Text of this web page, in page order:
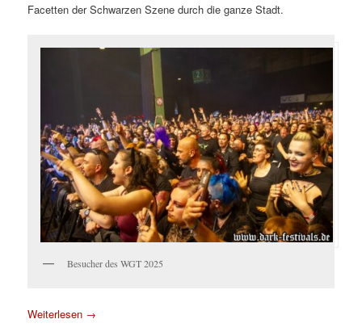
Facetten der Schwarzen Szene durch die ganze Stadt.
Besucher des WGT 2025
Weiterlesen →